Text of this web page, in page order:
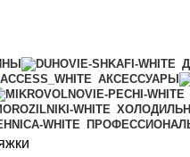
АКСЕССУАРЫ